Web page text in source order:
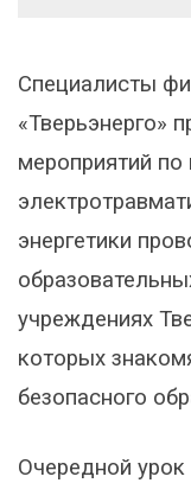
Специалисты
«Тверьэнерго»
мероприятий по
энергетики
учреждениях
которых
безопасного
Очередной урок